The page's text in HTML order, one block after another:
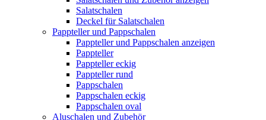
Salatschalen
Deckel für Salatschalen
Pappteller und Pappschalen
Pappteller und Pappschalen anzeigen
Pappteller
Pappteller eckig
Pappteller rund
Pappschalen
Pappschalen eckig
Pappschalen oval
Aluschalen und Zubehör